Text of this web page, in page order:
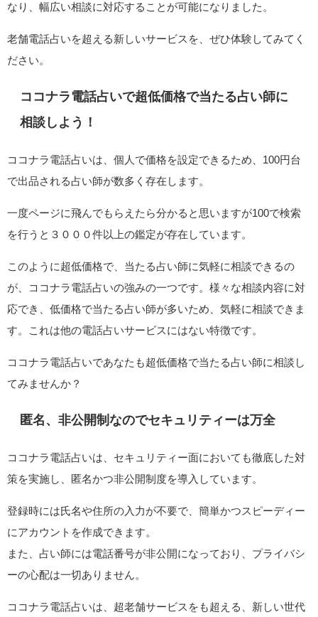
なり、幅広い相談に対応することが可能になりました。
老舗電話占いを超える新しいサービスを、ぜひ体験してみてく
ださい。
ココナラ電話占いで超低価格で当たる占い師に
相談しよう！
ココナラ電話占いは、個人で価格を設定できるため、100円台
で出品される占い師が数多く存在します。
一度ページに飛んでもらえたら分かると思いますが100で検索
を行うと３０００件以上の鑑定が存在しています。
このように超低価格で、当たる占い師に気軽に相談できるの
が、ココナラ電話占いの強みの一つです。様々な相談内容に対
応でき、低価格で当たる占い師が多いため、気軽に相談できま
す。これは他の電話占いサービスにはない特徴です。
ココナラ電話占いであなたも超低価格で当たる占い師に相談し
てみませんか？
匿名、非公開制なのでセキュリティーは万全
ココナラ電話占いは、セキュリティー面においても徹底した対
策を実施し、匿名かつ非公開制度を導入しています。
登録時には氏名や住所の入力が不要で、簡単かつスピーディー
にアカウントを作成できます。
また、占い師には電話番号が非公開になっており、プライバシ
ーの心配は一切ありません。
ココナラ電話占いは、超老舗サービスをも超える、新しい世代